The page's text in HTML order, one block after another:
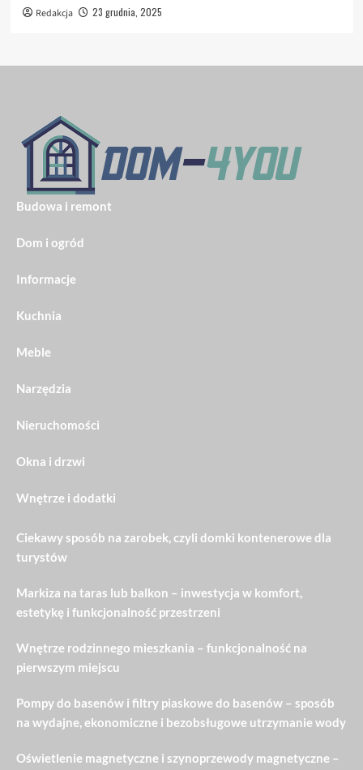
Redakcja 23 grudnia, 2025
Budowa i remont
Dom i ogród
Informacje
Kuchnia
Meble
Narzędzia
Nieruchomości
Okna i drzwi
Wnętrze i dodatki
Ciekawy sposób na zarobek, czyli domki kontenerowe dla
turystów
Markiza na taras lub balkon – inwestycja w komfort,
estetykę i funkcjonalność przestrzeni
Wnętrze rodzinnego mieszkania – funkcjonalność na
pierwszym miejscu
Pompy do basenów i filtry piaskowe do basenów – sposób
na wydajne, ekonomiczne i bezobsługowe utrzymanie wody
Oświetlenie magnetyczne i szynoprzewody magnetyczne –